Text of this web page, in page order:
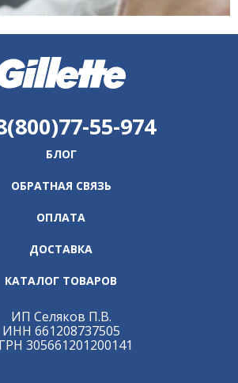
55-974
БЛОГ
ОБРАТНАЯ СВЯЗЬ
ОПЛАТА
ДОСТАВКА
КАТАЛОГ ТОВАРОВ
ИП Селяков П.В.
ИНН 661208737505
305661201200141